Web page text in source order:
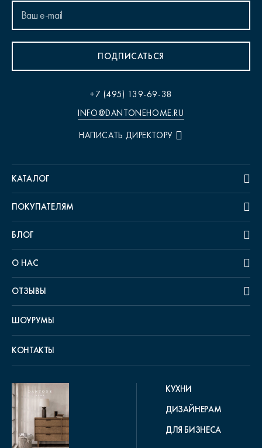
ПОДПИСАТЬСЯ
+7 (495) 139-69-38
INFO@DANTONEHOME.RU
НАПИСАТЬ ДИРЕКТОРУ
КАТАЛОГ
ПОКУПАТЕЛЯМ
БЛОГ
О НАС
ОТЗЫВЫ
ШОУРУМЫ
КОНТАКТЫ
КУХНИ
ДИЗАЙНЕРАМ
ДЛЯ БИЗНЕСА